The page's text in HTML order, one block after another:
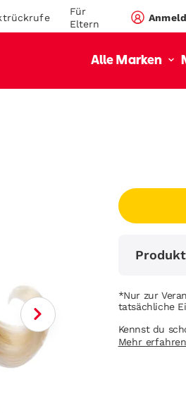
Für
Eltern
Alle Marken
*Nur zur
tatsächliche
Kennst du
Mehr erfahren